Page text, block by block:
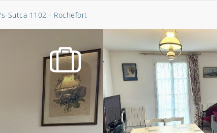
Sutca 1102 - Rochefort